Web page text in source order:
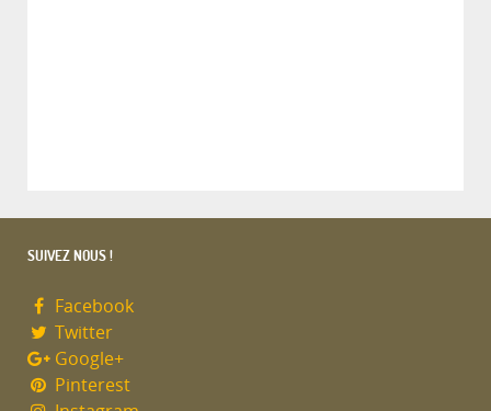
SUIVEZ NOUS !
Facebook
Twitter
Google+
Pinterest